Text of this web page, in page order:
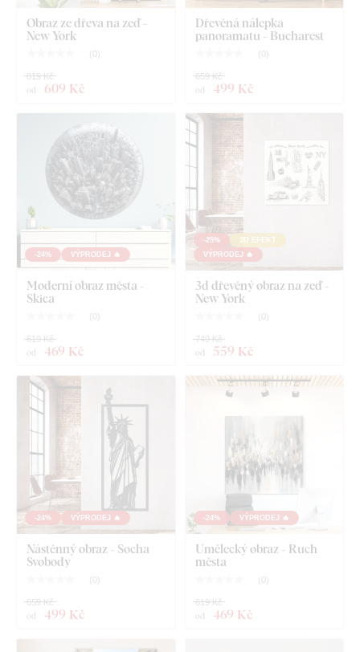
Precizní detailnost – pokročilá laserová technologie
Trvanlivé provedení – motiv je pevně spojený s
materiálem a dlouhodobě si drží svůj vzhled
Co najdete v balení?
3D gravírovaný panoramatický obraz na zeď - New
York
1-2 háčky na zadní straně obrazu
Obraz ze dřeva na zeď -
New York
( 0)
od 609 Kč
819 Kč
Dřevěná nálepka
panoramatu - Bucharest
( 0)
od 499 Kč
659 Kč
-24% VÝPRODEJ 🔥
Moderní obraz města -
Skica
( 0)
od 469 Kč
619 Kč
-25%
3D EFEKT
VÝPRODEJ 🔥
3d dřevěný obraz na zeď -
New York
( 0)
od 559 Kč
749 Kč
-24% VÝPRODEJ 🔥
Nástěnný obraz - Socha
Svobody
( 0)
od 499 Kč
659 Kč
-24% VÝPRODEJ 🔥
Umělecký obraz - Ruch
města
( 0)
od 469 Kč
619 Kč